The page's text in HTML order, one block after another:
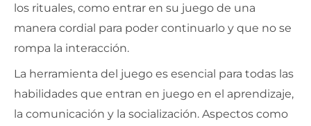
los rituales, como entrar en su juego de una
manera cordial para poder continuarlo y que no se
rompa la interacción.
La herramienta del juego es esencial para todas las
habilidades que entran en juego en el aprendizaje,
la comunicación y la socialización. Aspectos como